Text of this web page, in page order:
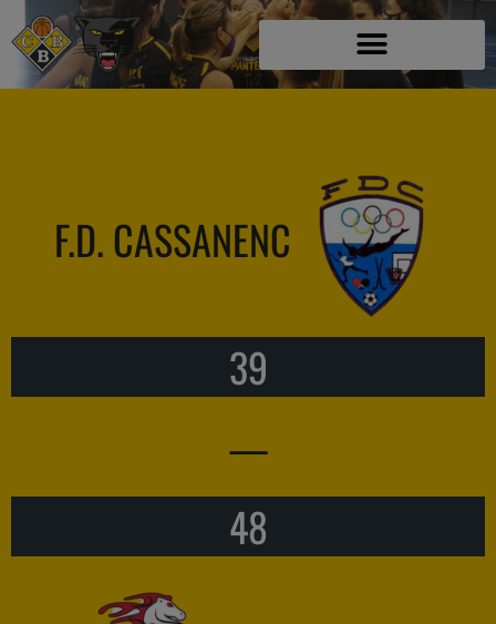
F.D. CASSANENC
39
—
48